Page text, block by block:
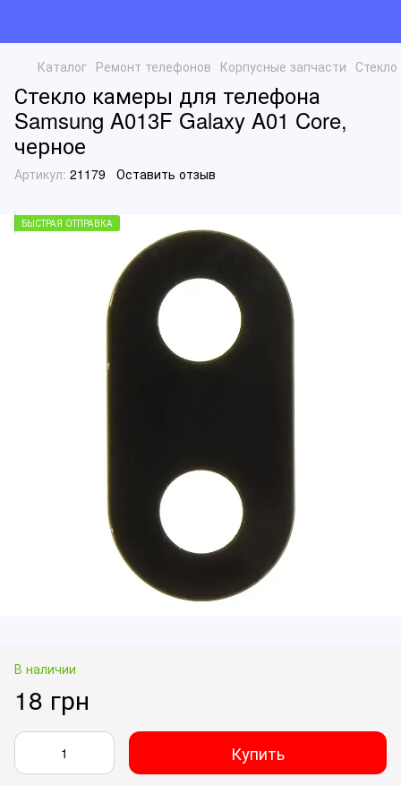
Каталог Ремонт телефонов Корпусные запчасти
Стекло камеры для телефона
Samsung A013F Galaxy A01 Core,
черное
Артикул: 21179 Оставить отзыв
БЫСТРАЯ ОТПРАВКА
В наличии
18 грн
Купить